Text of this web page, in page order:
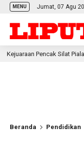
MENU Jumat, 07 Agu
Silat Piala Gubernur
Beranda Pendidikan